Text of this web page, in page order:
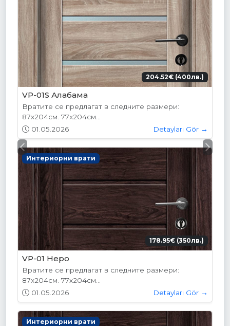
204.52€ (400лв.)
VP-01S Алабама
Вратите се предлагат в следните размери:
87х204см. 77х204см...
01.05.2026
Detayları Gör →
Интериорни врати
178.95€ (350лв.)
VP-01 Hepo
Вратите се предлагат в следните размери:
87х204см. 77х204см...
01.05.2026
Detayları Gör →
Интериорни врати
Previous Next